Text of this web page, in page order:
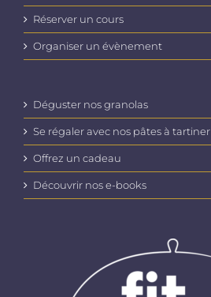
Réserver un cours
Organiser un évènement
Déguster nos granolas
Se régaler avec nos pâtes à tartiner
Offrez un cadeau
Découvrir nos e-books